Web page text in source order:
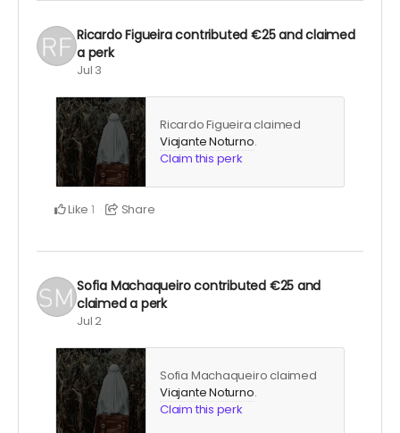
Ricardo Figueiracontributed €25and claimed
a perk
Jul 3
Ricardo Figueira claimed
Viajante Noturno.
Claim this perk
Like 1 Share
Sofia Machaqueirocontributed €25 and
claimed a perk
Jul 2
Sofia Machaqueiro claimed
Viajante Noturno.
Claim this perk